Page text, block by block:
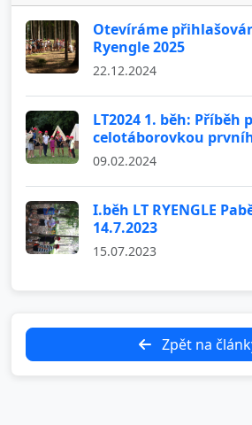
Otevíráme
Ryengle 2025
22.12.2024
LT2024 1. běh: Příběh
celotáborovkou
09.02.2024
I.běh LT RYENGLE
14.7.2023
15.07.2023
Zpět na